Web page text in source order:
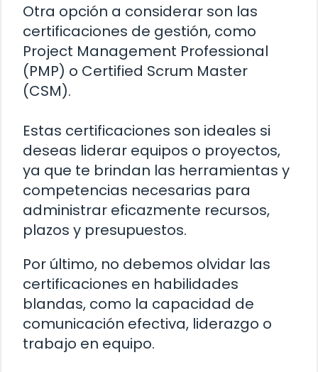
Otra opción a considerar son las
certificaciones de gestión, como
Project Management Professional
(PMP) o Certified Scrum Master
(CSM).
Estas certificaciones son ideales si
deseas liderar equipos o proyectos,
ya que te brindan las herramientas y
competencias necesarias para
administrar eficazmente recursos,
plazos y presupuestos.
Por último, no debemos olvidar las
certificaciones en habilidades
blandas, como la capacidad de
comunicación efectiva, liderazgo o
trabajo en equipo.